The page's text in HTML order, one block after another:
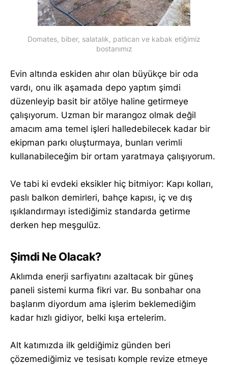
Domates, biber, salatalık, patlıcan ve kabak etiğimiz
bostanımız
Evin altında eskiden ahır olan büyükçe bir oda
vardı, onu ilk aşamada depo yaptım şimdi
düzenleyip basit bir atölye haline getirmeye
çalışıyorum. Uzman bir marangoz olmak değil
amacım ama temel işleri halledebilecek kadar bir
ekipman parkı oluşturmaya, bunları verimli
kullanabileceğim bir ortam yaratmaya çalışıyorum.
Ve tabi ki evdeki eksikler hiç bitmiyor: Kapı kolları,
paslı balkon demirleri, bahçe kapısı, iç ve dış
ışıklandırmayı istediğimiz standarda getirme
derken hep meşgulüz.
Şimdi Ne Olacak?
Aklımda enerji sarfiyatını azaltacak bir güneş
paneli sistemi kurma fikri var. Bu sonbahar ona
başlarım diyordum ama işlerim beklemediğim
kadar hızlı gidiyor, belki kışa ertelerim.
Alt katımızda ilk geldiğimiz günden beri
çözemediğimiz ve tesisatı komple revize etmeye